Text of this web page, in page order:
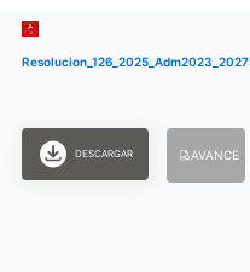
Resolucion_126_2025_Adm2023_2027
DESCARGAR AVANCE